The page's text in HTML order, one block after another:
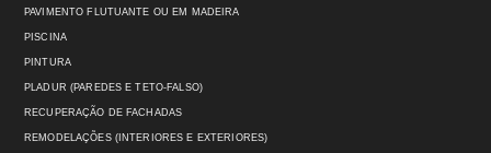
PAVIMENTO FLUTUANTE OU EM MADEIRA
PISCINA
PINTURA
PLADUR (PAREDES E TETO-FALSO)
RECUPERAÇÃO DE FACHADAS
REMODELAÇÕES (INTERIORES E EXTERIORES)